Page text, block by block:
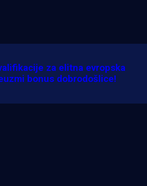
za elitna evropska
bonus dobrodošlice!